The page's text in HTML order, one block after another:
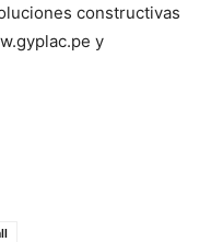
constructivas
y